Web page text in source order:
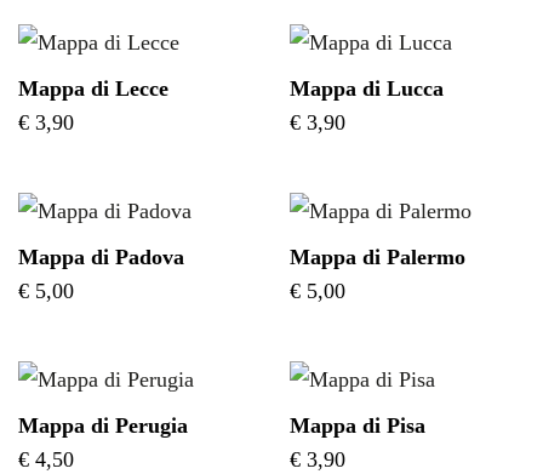
Mappa di Lecce
€ 3,90
Mappa di Lucca
€ 3,90
Mappa di Padova
€ 5,00
Mappa di Palermo
€ 5,00
Mappa di Perugia
€ 4,50
Mappa di Pisa
€ 3,90